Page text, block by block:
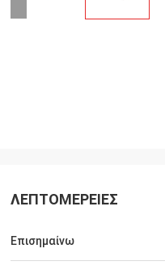
πραγματικά το ενδιαφέρον στην
ΛΕΠΤΟΜΈΡΕΙΕΣ
Επισημαίνω